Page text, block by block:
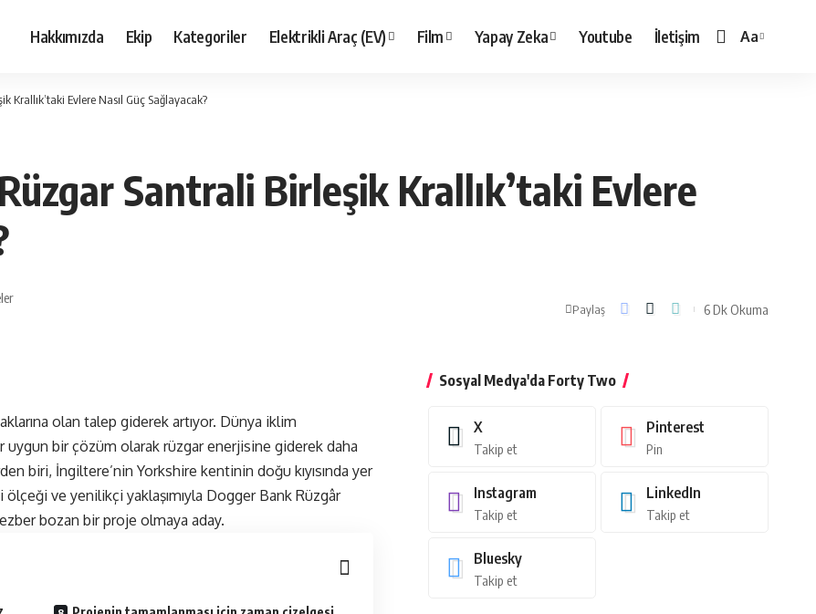
Hakkımızda Ekip Kategoriler Elektrikli Araç (EV) Film Yapay Zeka Youtube İletişim
Yazı
Aa
Krallık’taki Evlere Nasıl Güç Sağlayacak?
Santrali Birleşik Krallık’taki Evlere
Paylaş 6 Dk Okuma
olan talep giderek artıyor. Dünya iklim
bir çözüm olarak rüzgar enerjisine giderek daha
biri, İngiltere’nin Yorkshire kentinin doğu kıyısında yer
ve yenilikçi yaklaşımıyla Dogger Bank Rüzgâr
bozan bir proje olmaya aday.
Sosyal Medya'da Forty Two
X
Takip et
Pinterest
Pin
Instagram
Takip et
LinkedIn
Takip et
Bluesky
Takip et